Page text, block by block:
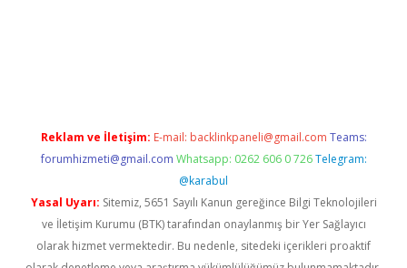
Reklam ve İletişim: E-mail: backlinkpaneli@gmail.com Teams:
forumhizmeti@gmail.com Whatsapp: 0262 606 0 726 Telegram:
@karabul
Yasal Uyarı: Sitemiz, 5651 Sayılı Kanun gereğince Bilgi Teknolojileri
ve İletişim Kurumu (BTK) tarafından onaylanmış bir Yer Sağlayıcı
olarak hizmet vermektedir. Bu nedenle, sitedeki içerikleri proaktif